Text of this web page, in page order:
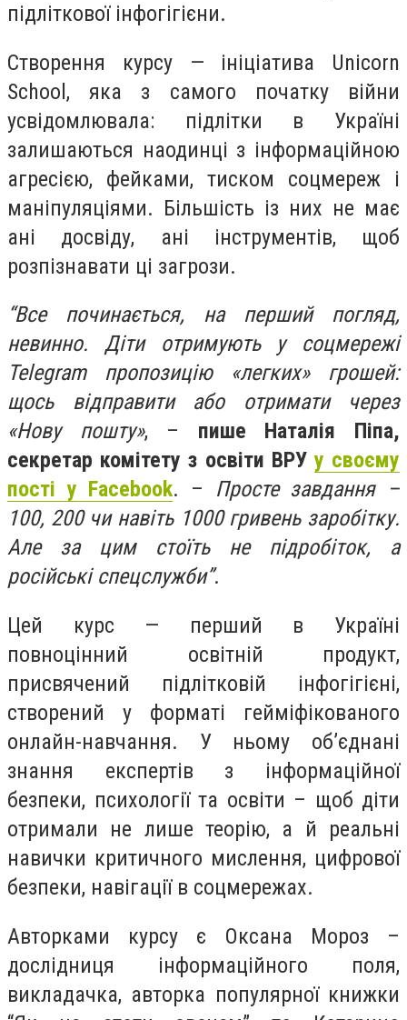
підліткової інфогігієни.
Створення курсу — ініціатива Unicorn
School, яка з самого початку війни
усвідомлювала: підлітки в Україні
залишаються наодинці з інформаційною
агресією, фейками, тиском соцмереж і
маніпуляціями. Більшість із них не має
ані досвіду, ані інструментів, щоб
розпізнавати ці загрози.
“Все починається, на перший погляд,
невинно. Діти отримують у соцмережі
Telegram пропозицію «легких» грошей:
щось відправити або отримати через
«Нову пошту», – пише Наталія Піпа,
секретар комітету з освіти ВРУ у своєму
пості у Facebook. – Просте завдання –
100, 200 чи навіть 1000 гривень заробітку.
Але за цим стоїть не підробіток, а
російські спецслужби”.
Цей курс — перший в Україні
повноцінний освітній продукт,
присвячений підлітковій інфогігієні,
створений у форматі гейміфікованого
онлайн-навчання. У ньому об’єднані
знання експертів з інформаційної
безпеки, психології та освіти – щоб діти
отримали не лише теорію, а й реальні
навички критичного мислення, цифрової
безпеки, навігації в соцмережах.
Авторками курсу є Оксана Мороз –
дослідниця інформаційного поля,
викладачка, авторка популярної книжки